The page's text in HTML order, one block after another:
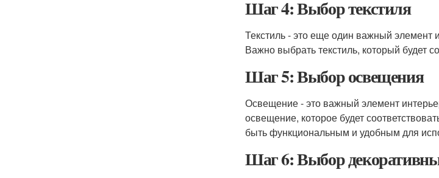
Шаг 4: Выбор текстиля
Текстиль - это еще один важный
Важно выбрать текстиль, который будет
Шаг 5: Выбор освещения
Освещение - это важный элемент
освещение, которое будет
быть функциональным и удобным для
Шаг 6: Выбор